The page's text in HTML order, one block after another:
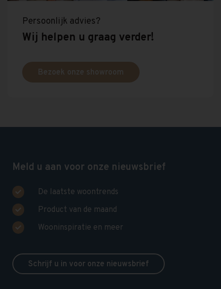
Persoonlijk advies?
Wij helpen u graag verder!
Bezoek onze showroom
Meld u aan voor onze nieuwsbrief
De laatste woontrends
Product van de maand
Wooninspiratie en meer
Schrijf u in voor onze nieuwsbrief